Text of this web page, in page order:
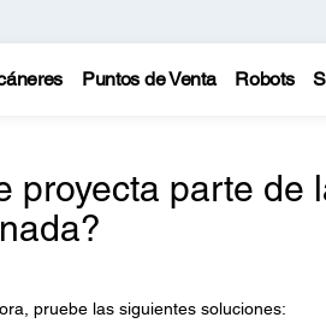
Puntos de Venta Robots
proyecta parte de
pruebe las siguientes soluciones: